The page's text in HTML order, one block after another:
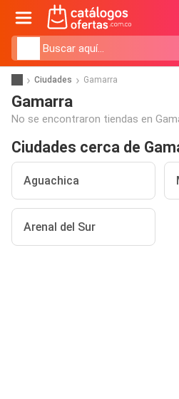
Ciudades Gamarra
Gamarra
No se encontraron tiendas en
Ciudades cerca de
Aguachica
Arenal del Sur